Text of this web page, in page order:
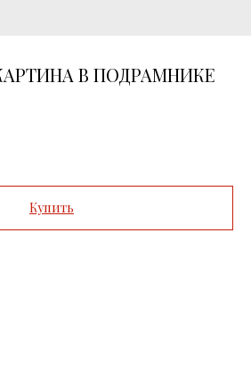
В ПОДРАМНИКЕ
Купить